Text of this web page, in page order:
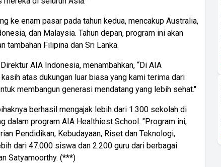
ke enam pasar pada tahun kedua, mencakup Australia,
dan Malaysia. Tahun depan, program ini akan
tambahan Filipina dan Sri Lanka.
AIA Indonesia, menambahkan, “Di AIA
atas dukungan luar biasa yang kami terima dari
membangun generasi mendatang yang lebih sehat."
berhasil mengajak lebih dari 1.300 sekolah di
dalam program AIA Healthiest School. "Program ini,
Pendidikan, Kebudayaan, Riset dan Teknologi,
dari 47.000 siswa dan 2.200 guru dari berbagai
Satyamoorthy. (***)